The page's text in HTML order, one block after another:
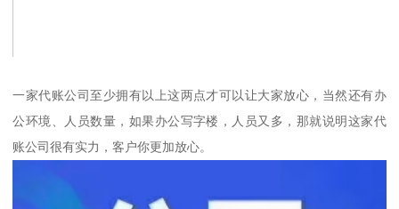
一家代账公司至少拥有以上这两点才可以让大家放心，当然还有办
公环境、人员数量，如果办公写字楼，人员又多，那就说明这家代
账公司很有实力，客户你更加放心。